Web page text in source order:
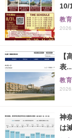
10/
教
【
表
教
神
は